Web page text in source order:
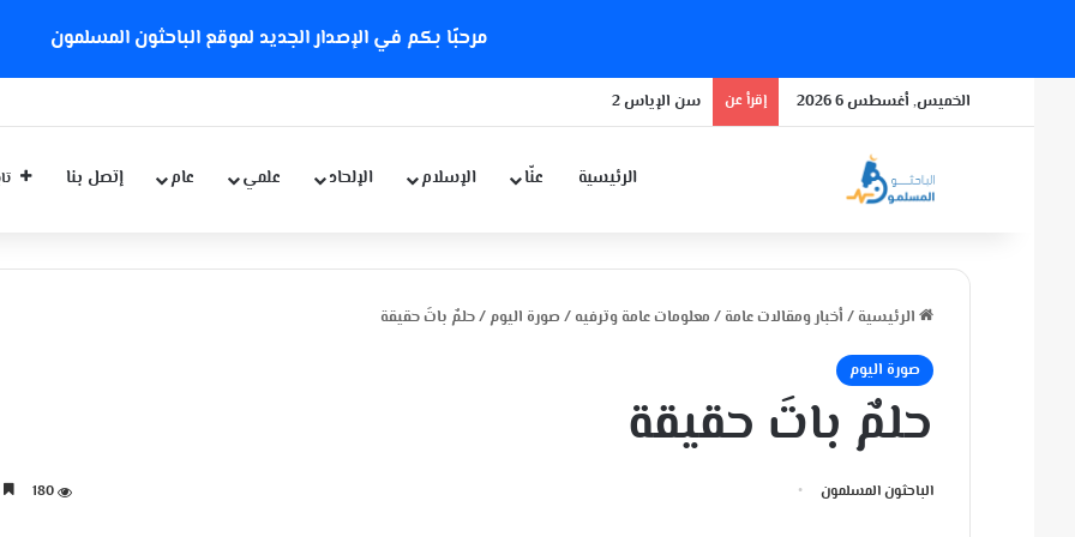
مرحبًا بكم في الإصدار الجديد لموقع الباحثون المسلمون
الخميس, أغسطس 6 2026 إقرأ عن سن الإياس 2
الرئيسية عنّا الإسلام الإلحاد علمي عام إتصل بنا
الرئيسية / أخبار ومقالات عامة / معلومات عامة وترفيه / صورة اليوم/حلمٌ باتَ حقيقة
صورة اليوم
حلمٌ باتَ حقيقة
الباحثون المسلمون 180 3 دقائق